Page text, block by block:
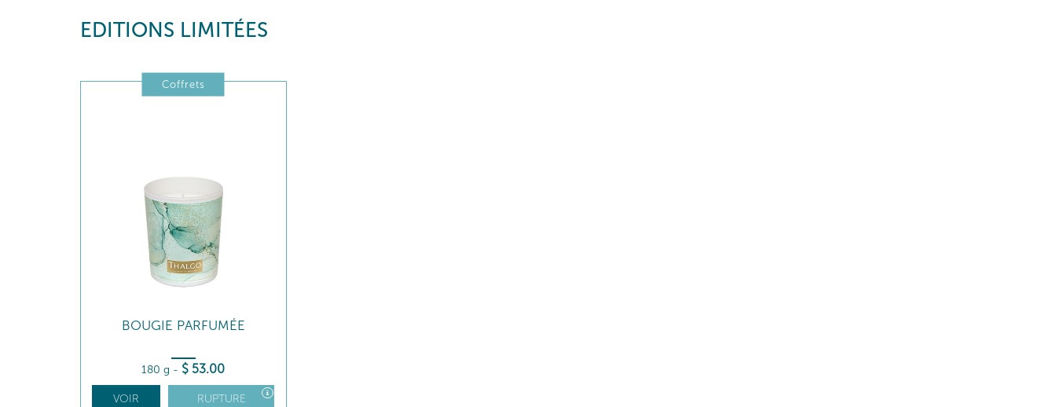
EDITIONS LIMITÉES
Coffrets
BOUGIE PARFUMÉE
180 g - $ 53.00
VOIR RUPTURE